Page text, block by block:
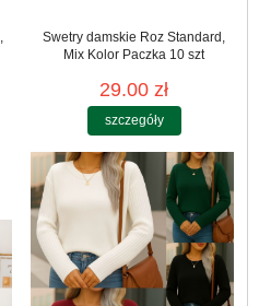
Swetry damskie Roz Standard,
Mix Kolor Paczka 10 szt
29.00 zł
szczegóły